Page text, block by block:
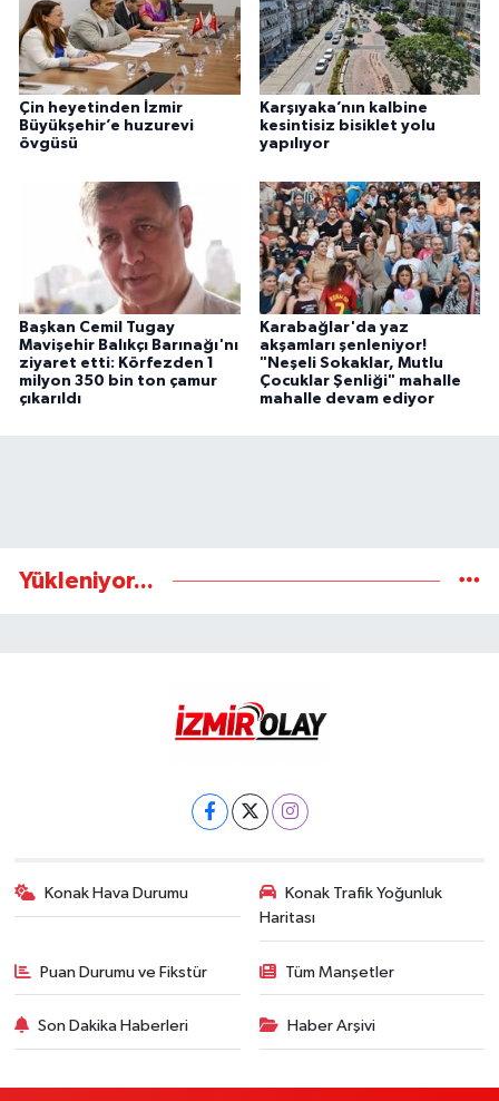
Çin heyetinden İzmir
Büyükşehir’e huzurevi
övgüsü
Karşıyaka’nın kalbine
kesintisiz bisiklet yolu
yapılıyor
Başkan Cemil Tugay
Mavişehir Balıkçı Barınağı'nı
ziyaret etti: Körfezden 1
milyon 350 bin ton çamur
çıkarıldı
Karabağlar'da yaz
akşamları şenleniyor!
"Neşeli Sokaklar, Mutlu
Çocuklar Şenliği" mahalle
mahalle devam ediyor
Yükleniyor...
Konak Hava Durumu
Konak Trafik Yoğunluk
Haritası
Puan Durumu ve Fikstür Tüm Manşetler
Son Dakika Haberleri Haber Arşivi